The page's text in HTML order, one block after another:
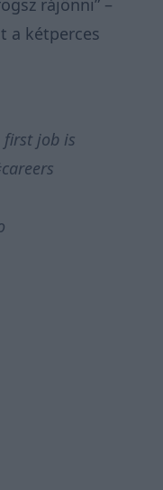
a kétperces
first job is